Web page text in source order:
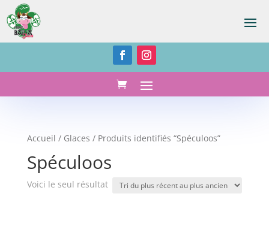
Accueil / Glaces / Produits identifiés “Spéculoos”
Spéculoos
Voici le seul résultat